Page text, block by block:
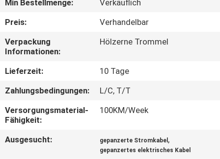
FABRIK
TOUR
QUALITÄTSKONTROLLE
KONTAKT
NACHRICHTEN
Min Bestellmenge:
Verkäuflich
Preis:
Verhandelbar
Verpackung
Informationen:
Hölzerne Trommel
Lieferzeit:
10 Tage
Zahlungsbedingungen:
L/C, T/T
Versorgungsmaterial-
Fähigkeit:
100KM/Week
Ausgesucht: gepanzerte Stromkabel ,
gepanzertes elektrisches Kabel